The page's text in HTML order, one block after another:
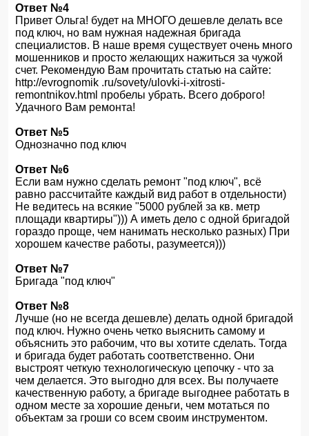
Ответ №4
Привет Ольга! будет на МНОГО дешевле делать все
под ключ, но вам нужная надежная бригада
специалистов. В наше время существует очень много
мошенников и просто желающих нажиться за чужой
счет. Рекомендую Вам прочитать статью на сайте:
http://evrognomik .ru/sovety/ulovki-i-xitrosti-
remontnikov.html пробелы убрать. Всего доброго!
Удачного Вам ремонта!
Ответ №5
Однозначно под ключ
Ответ №6
Если вам нужно сделать ремонт "под ключ", всё
равно рассчитайте каждый вид работ в отдельности)
Не ведитесь на всякие "5000 рублей за кв. метр
площади квартиры"))) А иметь дело с одной бригадой
гораздо проще, чем нанимать несколько разных) При
хорошем качестве работы, разумеется)))
Ответ №7
Бригада "под ключ"
Ответ №8
Лучше (но не всегда дешевле) делать одной бригадой
под ключ. Нужно очень четко выяснить самому и
объяснить это рабочим, что вы хотите сделать. Тогда
и бригада будет работать соответственно. Они
выстроят четкую технологическую цепочку - что за
чем делается. Это выгодно для всех. Вы получаете
качественную работу, а бригаде выгоднее работать в
одном месте за хорошие деньги, чем мотаться по
объектам за гроши со всем своим инструментом.